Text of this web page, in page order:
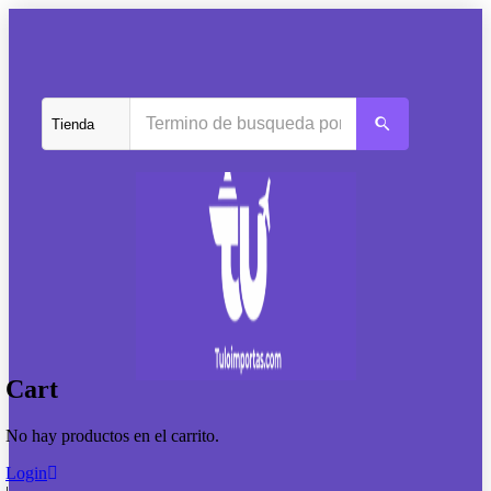
Cart
No hay productos en el carrito.
Login